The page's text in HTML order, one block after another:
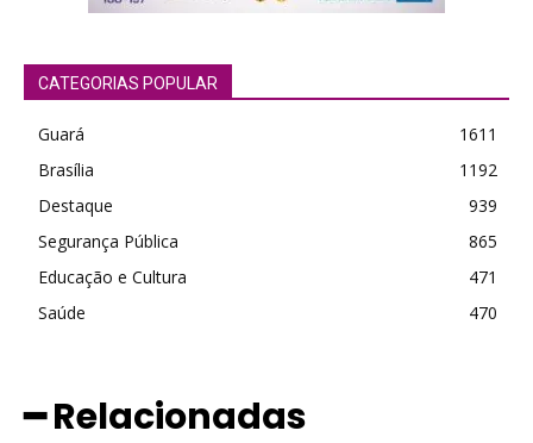
CATEGORIAS POPULAR
Guará
1611
Brasília
1192
Destaque
939
Segurança Pública
865
Educação e Cultura
471
Saúde
470
━ Relacionadas